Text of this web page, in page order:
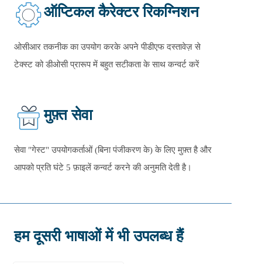
ऑप्टिकल कैरेक्टर रिकग्निशन
ओसीआर तकनीक का उपयोग करके अपने पीडीएफ दस्तावेज़ से
टेक्स्ट को डीओसी प्रारूप में बहुत सटीकता के साथ कन्वर्ट करें
मुफ़्त सेवा
सेवा "गेस्ट" उपयोगकर्ताओं (बिना पंजीकरण के) के लिए मुफ़्त है और
आपको प्रति घंटे 5 फ़ाइलें कन्वर्ट करने की अनुमति देती है।
हम दूसरी भाषाओं में भी उपलब्ध हैं